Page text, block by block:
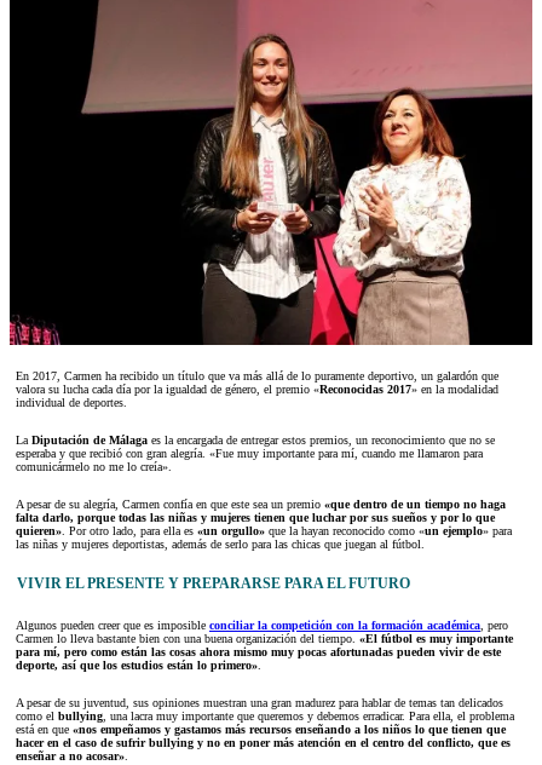
En 2017, Carmen ha recibido un título que va más allá de lo puramente deportivo, un galardón que
valora su lucha cada día por la igualdad de género, el premio «Reconocidas 2017» en la modalidad
individual de deportes.
La Diputación de Málaga es la encargada de entregar estos premios, un reconocimiento que no se
esperaba y que recibió con gran alegría. «Fue muy importante para mí, cuando me llamaron para
comunicármelo no me lo creía».
A pesar de su alegría, Carmen confía en que este sea un premio «que dentro de un tiempo no haga
falta darlo, porque todas las niñas y mujeres tienen que luchar por sus sueños y por lo que
quieren» . Por otro lado, para ella es «un orgullo» que la hayan reconocido como «un ejemplo» para
las niñas y mujeres deportistas, además de serlo para las chicas que juegan al fútbol.
VIVIR EL PRESENTE Y PREPARARSE PARA EL FUTURO
Algunos pueden creer que es imposible conciliar la competición con la formación académica , pero
Carmen lo lleva bastante bien con una buena organización del tiempo. «El fútbol es muy importante
para mí, pero como están las cosas ahora mismo muy pocas afortunadas pueden vivir de este
deporte, así que los estudios están lo primero»
A pesar de su juventud, sus opiniones muestran una gran madurez para hablar de temas tan delicados
como el bullying , una lacra muy importante que queremos y debemos erradicar. Para ella, el problema
está en que «nos empeñamos y gastamos más recursos enseñando a los niños lo que tienen que
hacer en el caso de sufrir bullying y no en poner más atención en el centro del conflicto, que es
enseñar a no acosar»